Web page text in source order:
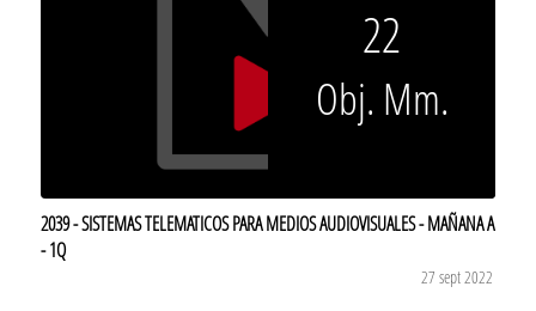
22
Obj. Mm.
2039 - SISTEMAS TELEMATICOS PARA MEDIOS AUDIOVISUALES - MAÑANA A
- 1Q
27 sept 2022